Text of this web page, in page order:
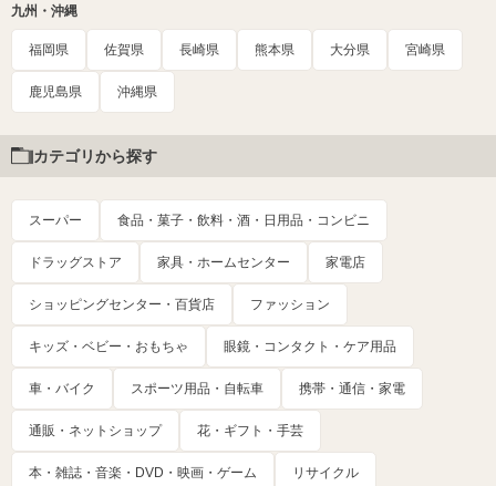
九州・沖縄
福岡県 佐賀県 長崎県 熊本県 大分県 宮崎県
鹿児島県 沖縄県
カテゴリから探す
スーパー 食品・菓子・飲料・酒・日用品・コンビニ
ドラッグストア 家具・ホームセンター 家電店
ショッピングセンター・百貨店 ファッション
キッズ・ベビー・おもちゃ 眼鏡・コンタクト・ケア用品
車・バイク スポーツ用品・自転車 携帯・通信・家電
通販・ネットショップ 花・ギフト・手芸
本・雑誌・音楽・DVD・映画・ゲーム リサイクル